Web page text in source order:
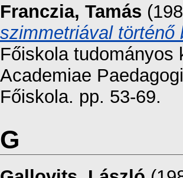
Franczia, Tamás
szimmetriával történő
Főiskola tudományos
Academiae
Főiskola. pp. 53-69.
G